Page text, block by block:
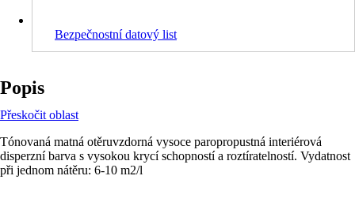
Bezpečnostní datový list
Popis
Přeskočit oblast
Tónovaná matná otěruvzdorná vysoce paropropustná interiérová
disperzní barva s vysokou krycí schopností a roztíratelností. Vydatnost
při jednom nátěru: 6-10 m2/l